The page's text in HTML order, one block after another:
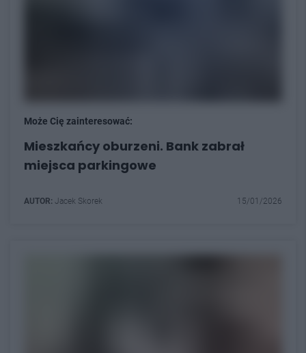
Może Cię zainteresować:
Mieszkańcy oburzeni. Bank zabrał
miejsca parkingowe
AUTOR: Jacek Skorek 15/01/2026